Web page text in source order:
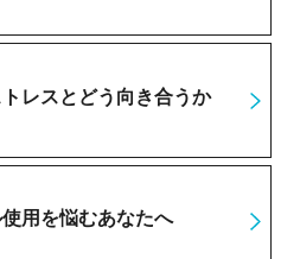
レスとどう向き合うか
用を悩むあなたへ